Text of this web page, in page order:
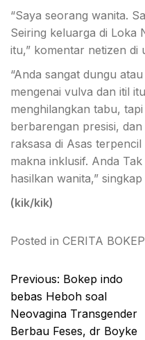
“Saya seorang wanita.
Seiring keluarga di Loka
itu,” komentar netizen di
“Anda sangat dungu
mengenai vulva dan itil
menghilangkan tabu,
berbarengan presisi,
raksasa di Asas
makna inklusif. Anda
hasilkan wanita,”
(kik/kik)
Posted in CERITA BOKEP
Post
navigation
Previous: Bokep indo
bebas Heboh soal
Neovagina Transgender
Berbau Feses, dr Boyke